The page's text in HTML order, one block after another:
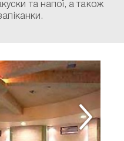
та напої, а також